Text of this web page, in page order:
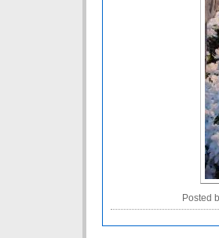
Posted